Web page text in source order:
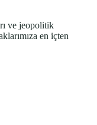
ve jeopolitik
en içten